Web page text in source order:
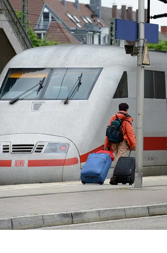
nord
wahrheit
verlag
verlag
veranstaltungen
shop
fragen & hilfe
unterstützen
genossenschaft